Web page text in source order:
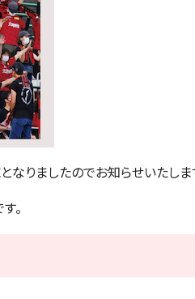
なりましたのでお知らせいたしま
。